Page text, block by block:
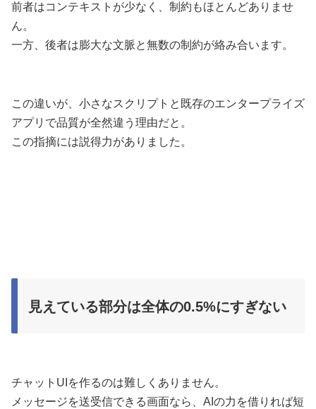
前者はコンテキストが少なく、制約もほとんどありませ
ん。
一方、後者は膨大な文脈と無数の制約が絡み合います。
この違いが、小さなスクリプトと既存のエンタープライズ
アプリで品質が全然違う理由だと。
この指摘には説得力がありました。
見えている部分は全体の0.5%にすぎない
チャットUIを作るのは難しくありません。
メッセージを送受信できる画面なら、AIの力を借りれば短